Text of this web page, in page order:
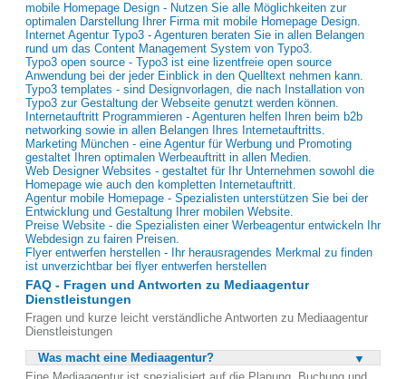
mobile Homepage Design - Nutzen Sie alle Möglichkeiten zur
optimalen Darstellung Ihrer Firma mit mobile Homepage Design.
Internet Agentur Typo3 - Agenturen beraten Sie in allen Belangen
rund um das Content Management System von Typo3.
Typo3 open source - Typo3 ist eine lizentfreie open source
Anwendung bei der jeder Einblick in den Quelltext nehmen kann.
Typo3 templates - sind Designvorlagen, die nach Installation von
Typo3 zur Gestaltung der Webseite genutzt werden können.
Internetauftritt Programmieren - Agenturen helfen Ihren beim b2b
networking sowie in allen Belangen Ihres Internetauftritts.
Marketing München - eine Agentur für Werbung und Promoting
gestaltet Ihren optimalen Werbeauftritt in allen Medien.
Web Designer Websites - gestaltet für Ihr Unternehmen sowohl die
Homepage wie auch den kompletten Internetauftritt.
Agentur mobile Homepage - Spezialisten unterstützen Sie bei der
Entwicklung und Gestaltung Ihrer mobilen Website.
Preise Website - die Spezialisten einer Werbeagentur entwickeln Ihr
Webdesign zu fairen Preisen.
Flyer entwerfen herstellen - Ihr herausragendes Merkmal zu finden
ist unverzichtbar bei flyer entwerfen herstellen
FAQ - Fragen und Antworten zu Mediaagentur
Dienstleistungen
Fragen und kurze leicht verständliche Antworten zu Mediaagentur
Dienstleistungen
Was macht eine Mediaagentur?